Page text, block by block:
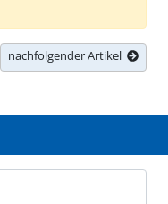
nachfolgender Artikel